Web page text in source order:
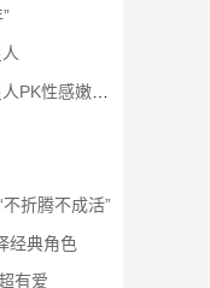
感嫩模写真赏
不折腾不成活”
经典角色
有爱